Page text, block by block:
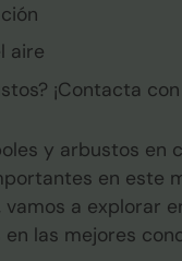
aire
¡Contacta
y arbustos
en
a explorar
las mejores